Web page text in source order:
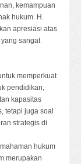
kemampuan
hukum. H.
apresiasi atas
sangat
memperkuat
pendidikan,
kapasitas
tetapi juga soal
strategis di
hukum
merupakan